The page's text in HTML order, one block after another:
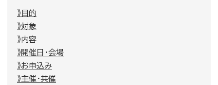
》目的
》対象
》内容
》開催日・会場
》お申込み
》主催・共催